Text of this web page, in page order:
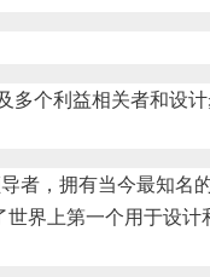
个利益相关者和设
，拥有当今最知名
界上第一个用于设